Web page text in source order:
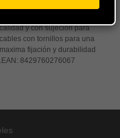
calidad y con sujeción para
cables con tornillos para una
maxima fijación y durabilidad
EAN: 8429760276067